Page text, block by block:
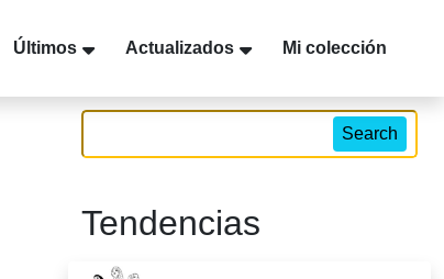
Últimos Actualizados Mi colección
Search
Tendencias